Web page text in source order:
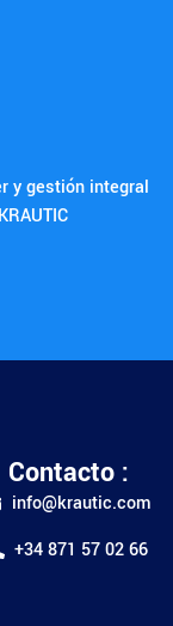
y gestión integral
Contacto :
info@krautic.com
+34 871 57 02 66